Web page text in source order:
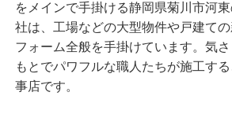
をメインで手掛ける静岡県菊川市河
社は、工場などの大型物件や戸建て
フォーム全般を手掛けています。気
もとでパワフルな職人たちが施工す
事店です。